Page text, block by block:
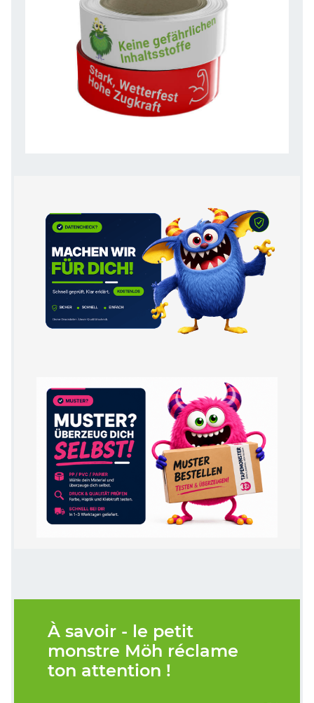
À savoir - le petit
monstre Möh réclame
ton attention !